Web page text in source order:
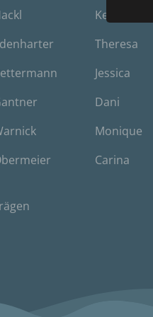
Kerstin
Theresa
Jessica
Dani
Monique
Carina
c)